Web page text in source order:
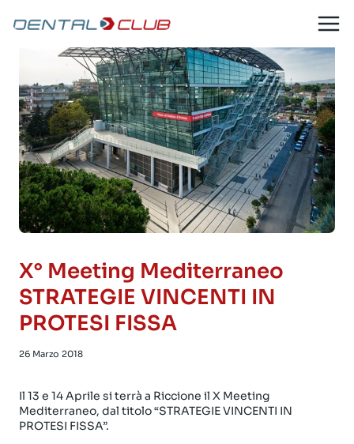
X° Meeting Mediterraneo
STRATEGIE VINCENTI IN
PROTESI FISSA
26 Marzo 2018
Il 13 e 14 Aprile si terrà a Riccione il X Meeting
Mediterraneo, dal titolo “STRATEGIE VINCENTI IN
PROTESI FISSA”.